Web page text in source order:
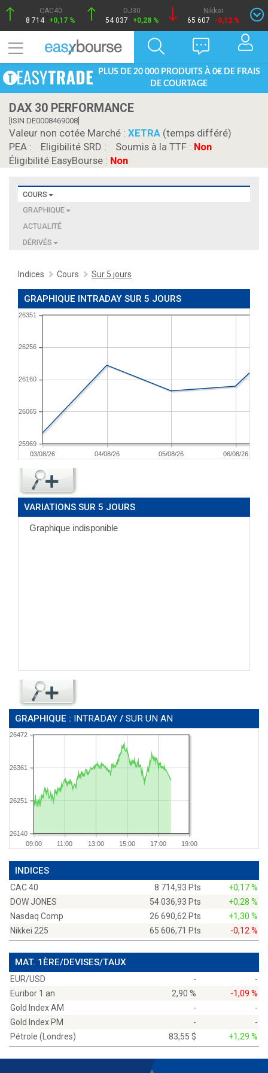
CAC40
8 714 +0,17 %
DJ30
54 037
+0,28 %
Nikkei
65 607
-0,12 %
PLUS DE 20 000 PRODUITS À 0€ DE FRAIS
DE COURTAGE
DAX 30 PERFORMANCE
[ISIN DE0008469008]
Valeur non cotée Marché : XETRA (temps différé)
PEA :
Eligibilité SRD : Soumis à la TTF : Non
Éligibilité EasyBourse : Non
COURS
GRAPHIQUE
ACTUALITÉ
DÉRIVÉS
Indices Cours Sur 5 jours
GRAPHIQUE INTRADAY SUR 5 JOURS
03/08/26 04/08/26 05/08/26 06/08/26
25969
26065
26160
26256
26351
VARIATIONS SUR 5 JOURS
GRAPHIQUE : INTRADAY / SUR UN AN
09:00 11:00 13:00 15:00 17:00 19:00
26140
26251
26361
26472
INDICES
CAC 40 8 714,93 Pts
+0,17 %
DOW JONES
54 036,93 Pts
+0,28 %
Nasdaq Comp
26 690,62 Pts
+1,30 %
Nikkei 225
65 606,71 Pts -0,12 %
MAT. 1ÈRE/DEVISES/TAUX
EUR/USD -
-
Euribor 1 an
2,90 %
-1,09 %
Gold Index AM
-
-
Gold Index PM
-
-
Pétrole (Londres)
83,55 $ +1,29 %